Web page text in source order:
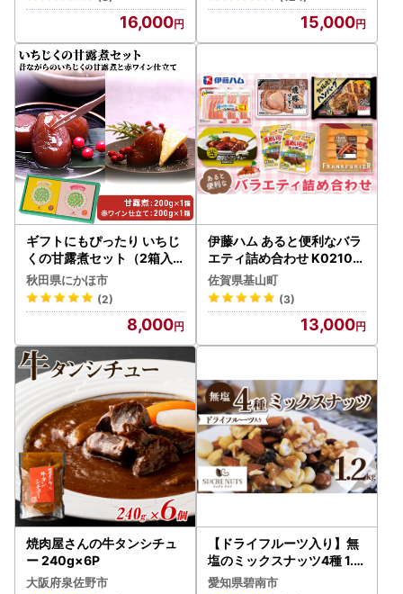
国産 燻製 くん製 おつまみ
肴 手作リ 薫製 無添加 詰め
合わせ お取り寄せ 送料無料
十勝 士幌町【K03】
16,000 15,000
ギフトにもぴったり いちじ
くの甘露煮セット（2箱入
り 昔ながら＆赤ワイン仕立
て）
秋田県にかほ市
(2)
8,000
伊藤ハム あると便利なバラ
エティ詰め合わせ K02106
4
佐賀県基山町
(3)
13,000
焼肉屋さんの牛タンシチュ
ー 240g×6P
大阪府泉佐野市
【ドライフルーツ入り】無
塩のミックスナッツ4種 1.2
kg H059-146
愛知県碧南市